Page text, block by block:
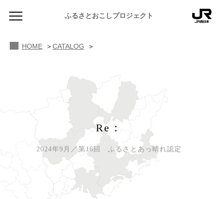
ふるさとおこしプロジェクト
NEWS
お知らせ
MAGAZINE
地域のよみもの
ふるさと図鑑
JR PREMIUM SELECT SETOUCHI
JR西日本グループのおみやげ開発
HOME CATALOG
Re：
2024年9月／第16回 ふるさとあっ晴れ認定